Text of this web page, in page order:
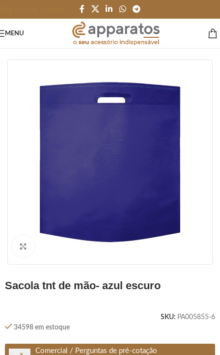
MENU
BOLSAS e SACOLAS/Bolsa e Sacola TNT
sacola tnt de mão- azul escuro
SKU: PA005855-6
34598 em estoque
Comercial / Perguntas de pré-cotação